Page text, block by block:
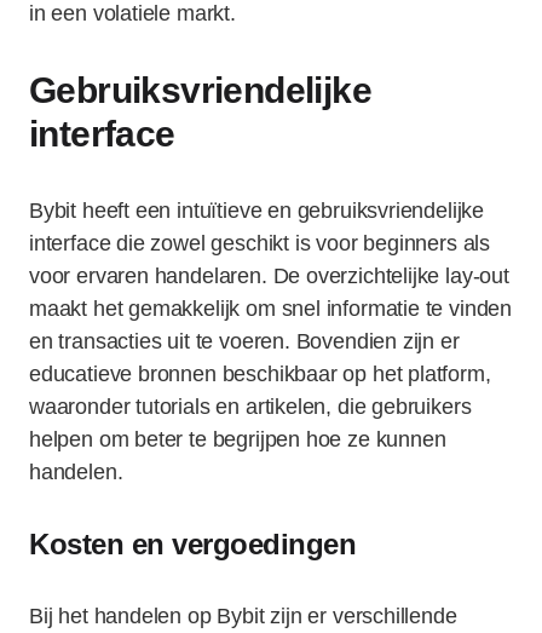
in een volatiele markt.
Gebruiksvriendelijke
interface
Bybit heeft een intuïtieve en gebruiksvriendelijke
interface die zowel geschikt is voor beginners als
voor ervaren handelaren. De overzichtelijke lay-out
maakt het gemakkelijk om snel informatie te vinden
en transacties uit te voeren. Bovendien zijn er
educatieve bronnen beschikbaar op het platform,
waaronder tutorials en artikelen, die gebruikers
helpen om beter te begrijpen hoe ze kunnen
handelen.
Kosten en vergoedingen
Bij het handelen op Bybit zijn er verschillende